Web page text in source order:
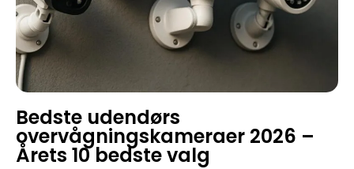
Bedste udendørs
overvågningskameraer 2026 –
Årets 10 bedste valg